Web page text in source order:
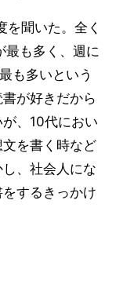
聞いた。全く
最も多く、週に
も多いという
が好きだから
、10代におい
を書く時など
、社会人にな
するきっかけ